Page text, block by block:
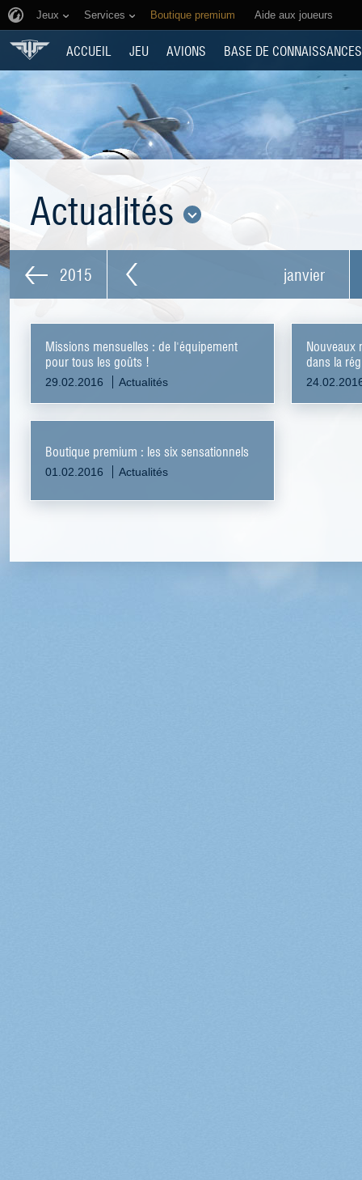
Jeux Services Boutique premium Aide aux joueurs
ACCUEIL JEU AVIONS BASE DE CONNAISSANCES
Actualités
2015 janvier
Missions mensuelles : de l'équipement
pour tous les goûts !
29.02.2016 Actualités
Nouveaux
dans la
Boutique premium : les six sensationnels
01.02.2016 Actualités